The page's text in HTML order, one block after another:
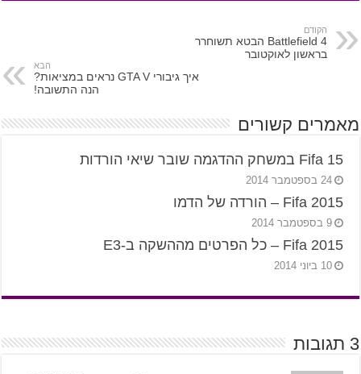
הקודם
Battlefield 4 הבטא תשוחרר
בראשון לאוקטובר
הבא
איך גיבורי GTA V נראים במציאות?
הנה התשובה!
מאמרים קשורים
Fifa 15 במשחק ההדגמה שובר שיאי הורדות
24 בספטמבר 2014
Fifa 2015 – הורדה של הדמו
9 בספטמבר 2014
Fifa 2015 – כל הפרטים מההשקה ב-E3
10 ביוני 2014
3 תגובות